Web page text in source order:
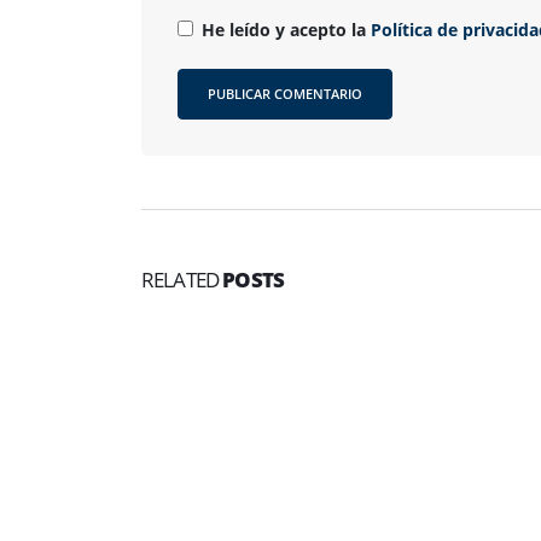
He leído y acepto la Política de
RELATEDPOSTS